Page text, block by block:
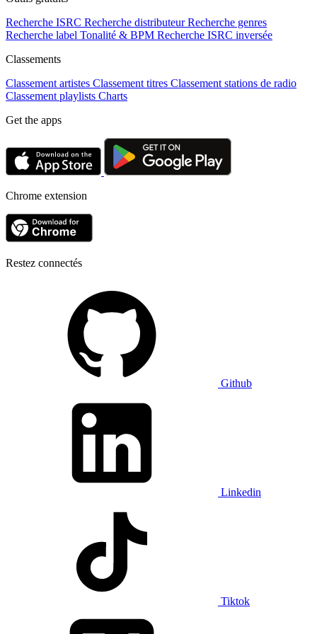
Recherche ISRC Recherche distributeur Recherche genres
Recherche label Tonalité & BPM Recherche ISRC inversée
Classements
Classement artistes Classement titres Classement stations de radio
Classement playlists Charts
Get the apps
Chrome extension
Restez connectés
Github
Linkedin
Tiktok